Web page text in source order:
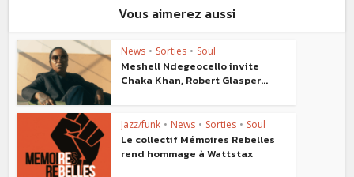
Vous aimerez aussi
News • Sorties • Soul
Meshell Ndegeocello invite
Chaka Khan, Robert Glasper...
Jazz/funk • News • Sorties • Soul
Le collectif Mémoires Rebelles
rend hommage à Wattstax